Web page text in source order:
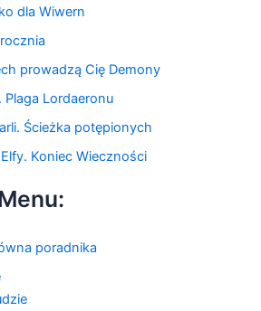
dla Wiwern
prowadzą Cię Demony
Plaga Lordaeronu
Ścieżka potępionych
Koniec Wieczności
poradnika